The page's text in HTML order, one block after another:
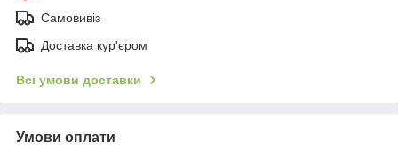
Самовивіз
Доставка кур'єром
Всі умови доставки
Умови оплати